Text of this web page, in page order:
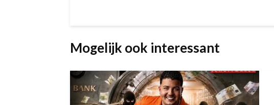
Mogelijk ook interessant